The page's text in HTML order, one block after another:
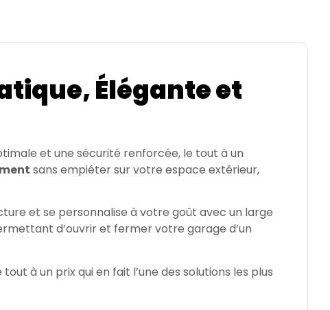
Élégante et
et une sécurité renforcée, le tout à un
sans empiéter sur votre espace extérieur,
et se personnalise à votre goût avec un large
d’ouvrir et fermer votre garage d’un
à un prix qui en fait l’une des solutions les plus